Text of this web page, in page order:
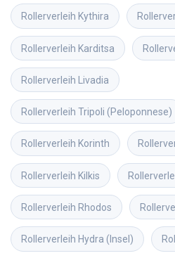
Rollerverleih Kythira
Rollerverleih Karditsa
Rollerverleih Livadia
Rollerverleih Tripoli (Peloponnese)
Rollerverleih Korinth
Rollerverleih Kilkis
Rollerverleih Rhodos
Rollerverleih Hydra (Insel)